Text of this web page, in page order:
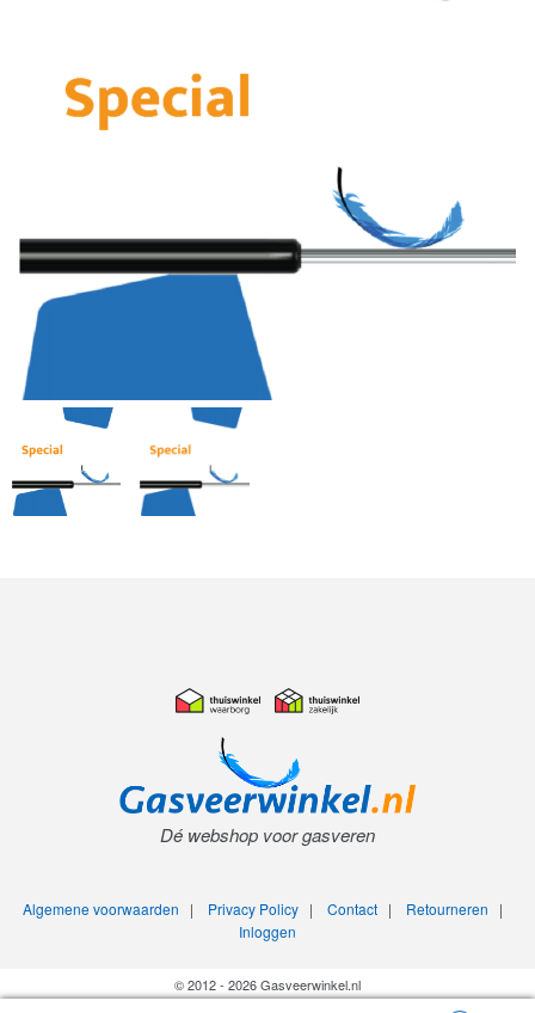
Dé webshop voor gasveren
Algemene voorwaarden | Privacy Policy| Contact| Retourneren |
Inloggen
© 2012 - 2026 Gasveerwinkel.nl